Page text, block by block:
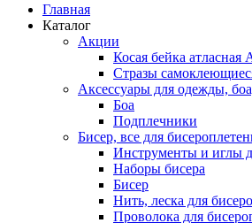
Главная
Каталог
Акции
Косая бейка
Стразы
Аксессуары для одежды,
Боа
Подплечники
Бисер, все для
Инструменты и иглы
Наборы бисера
Бисер
Нить, леска для
Проволока для